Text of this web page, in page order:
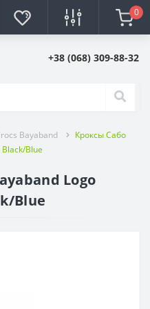
0
+38 (068) 309-88-32
Bayaband
Кроксы Сабо
Blue
Logo
Blue